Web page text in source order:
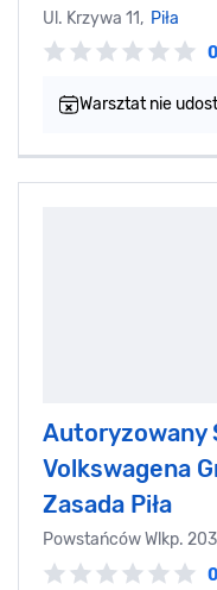
Ul. Krzywa 11, Piła
0
Warsztat nie
Autoryzowany
Volkswagena
Zasada Piła
Powstańców Wlkp.
0